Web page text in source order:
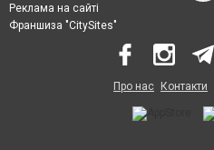
Реклама на сайті
Франшиза "CitySites"
Про нас Контакти